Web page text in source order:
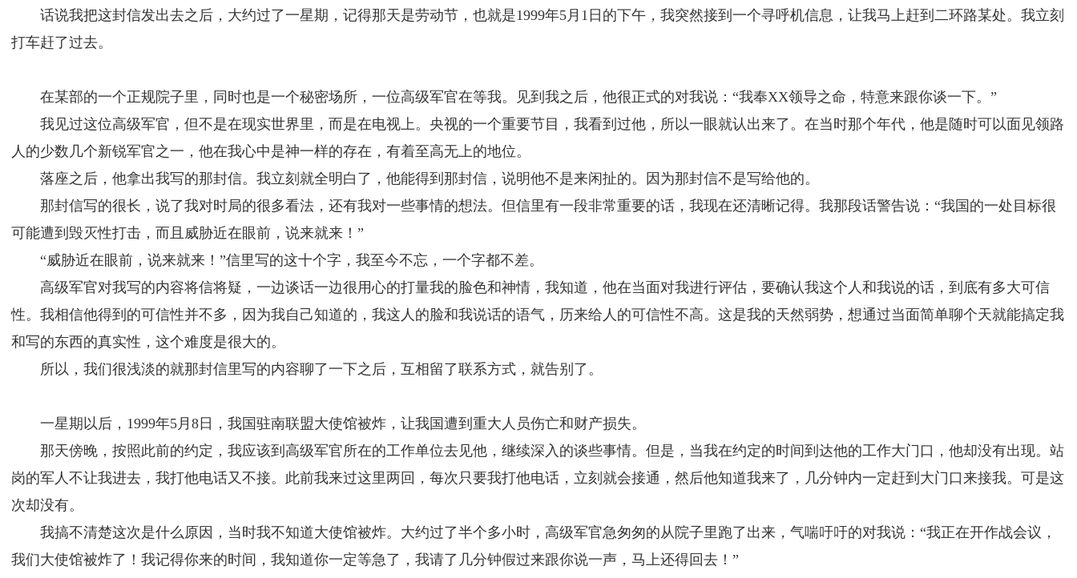
话说我把这封信发出去之后，大约过了一星期，记得那天是劳动节，也就是1999年5月1日的下午，我突然接到一个寻呼机信息，让我马上赶到二环路某处。我立刻
打车赶了过去。
在某部的一个正规院子里，同时也是一个秘密场所，一位高级军官在等我。见到我之后，他很正式的对我说：“我奉XX领导之命，特意来跟你谈一下。”
我见过这位高级军官，但不是在现实世界里，而是在电视上。央视的一个重要节目，我看到过他，所以一眼就认出来了。在当时那个年代，他是随时可以面见领路
人的少数几个新锐军官之一，他在我心中是神一样的存在，有着至高无上的地位。
落座之后，他拿出我写的那封信。我立刻就全明白了，他能得到那封信，说明他不是来闲扯的。因为那封信不是写给他的。
那封信写的很长，说了我对时局的很多看法，还有我对一些事情的想法。但信里有一段非常重要的话，我现在还清晰记得。我那段话警告说：“我国的一处目标很
可能遭到毁灭性打击，而且威胁近在眼前，说来就来！”
“威胁近在眼前，说来就来！”信里写的这十个字，我至今不忘，一个字都不差。
高级军官对我写的内容将信将疑，一边谈话一边很用心的打量我的脸色和神情，我知道，他在当面对我进行评估，要确认我这个人和我说的话，到底有多大可信
性。我相信他得到的可信性并不多，因为我自己知道的，我这人的脸和我说话的语气，历来给人的可信性不高。这是我的天然弱势，想通过当面简单聊个天就能搞定我
和写的东西的真实性，这个难度是很大的。
所以，我们很浅淡的就那封信里写的内容聊了一下之后，互相留了联系方式，就告别了。
一星期以后，1999年5月8日，我国驻南联盟大使馆被炸，让我国遭到重大人员伤亡和财产损失。
那天傍晚，按照此前的约定，我应该到高级军官所在的工作单位去见他，继续深入的谈些事情。但是，当我在约定的时间到达他的工作大门口，他却没有出现。站
岗的军人不让我进去，我打他电话又不接。此前我来过这里两回，每次只要我打他电话，立刻就会接通，然后他知道我来了，几分钟内一定赶到大门口来接我。可是这
次却没有。
我搞不清楚这次是什么原因，当时我不知道大使馆被炸。大约过了半个多小时，高级军官急匆匆的从院子里跑了出来，气喘吁吁的对我说：“我正在开作战会议，
我们大使馆被炸了！我记得你来的时间，我知道你一定等急了，我请了几分钟假过来跟你说一声，马上还得回去！”